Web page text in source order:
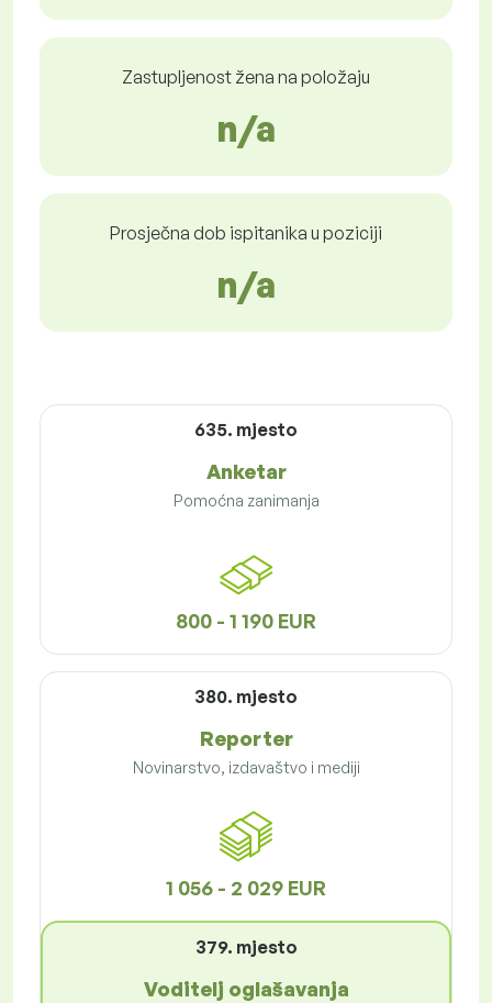
Zastupljenost žena na položaju
n/a
Prosječna dob ispitanika u poziciji
n/a
635. mjesto
Anketar
Pomoćna zanimanja
800 - 1 190 EUR
380. mjesto
Reporter
Novinarstvo, izdavaštvo i mediji
1 056 - 2 029 EUR
379. mjesto
Voditelj oglašavanja